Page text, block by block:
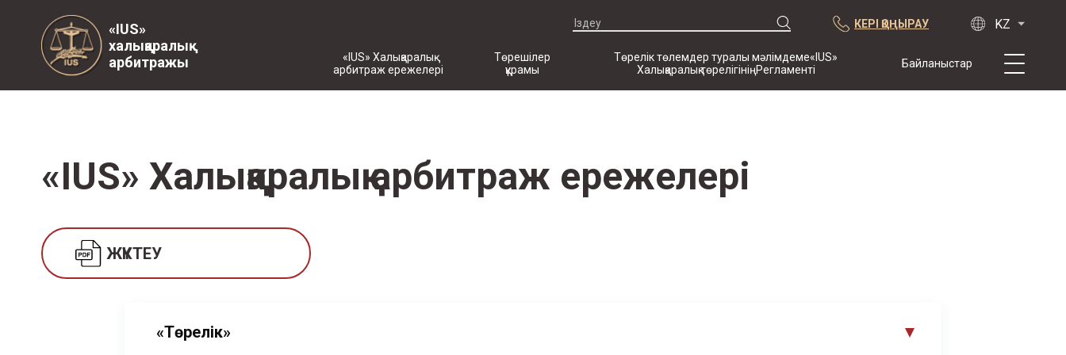
«IUS»
халықаралық
арбитражы
КЕРІ ҚОҢЫРАУ
«IUS» Халықаралық
арбитраж ережелері
Төрешілер
құрамы
Төрелік төлемдер туралы мәлімдеме«IUS»
Халықаралық төрелігініңРегламенті
Байланыстар
«IUS» Халықаралық арбитраж ережелері
ЖҮКТЕУ
«Төрелік»